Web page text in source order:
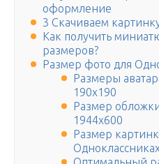
оформление
3 Скачиваем
Как получить
размеров?
Размер фото для
Размеры
190х190
Размер
1944х600
Размер